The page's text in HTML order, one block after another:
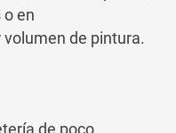
en
de pintura.